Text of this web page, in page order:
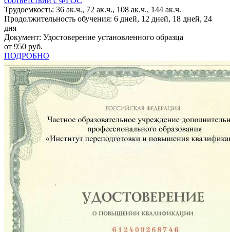
Трудоемкость: 36 ак.ч., 72 ак.ч., 108 ак.ч., 144 ак.ч.
Продолжительность обучения: 6 дней, 12 дней, 18 дней, 24
дня
Документ: Удостоверение установленного образца
от 950 руб.
ПОДРОБНО